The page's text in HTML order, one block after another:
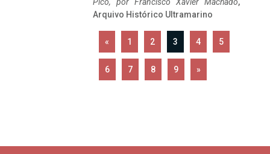
Arquivo Histórico Ultramarino
« 1 2 3 4 5
6 7 8 9 »